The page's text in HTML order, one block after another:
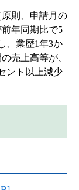
則、申請月の
年同期比で5
、業歴1年3か
売上高等が、
ント以上減少